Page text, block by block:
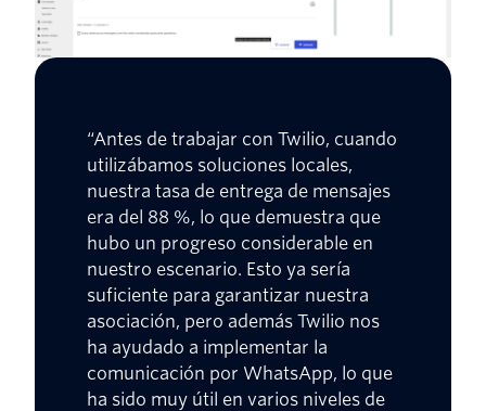
“Antes de trabajar con Twilio, cuando
utilizábamos soluciones locales,
nuestra tasa de entrega de mensajes
era del 88 %, lo que demuestra que
hubo un progreso considerable en
nuestro escenario. Esto ya sería
suficiente para garantizar nuestra
asociación, pero además Twilio nos
ha ayudado a implementar la
comunicación por WhatsApp, lo que
ha sido muy útil en varios niveles de